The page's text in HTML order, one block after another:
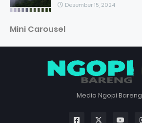
Desember 15, 2024
Mini Carousel
Media Ngopi Bareng